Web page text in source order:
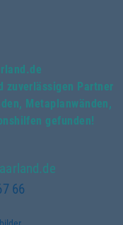
zuverlässigen Partner
Metaplanwänden,
gefunden!
66